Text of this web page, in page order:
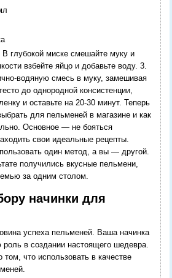
В глубокой миске смешайте муку и
взбейте яйцо и добавьте воду. 3.
водяную смесь в муку, замешивая
до однородной консистенции,
и оставьте на 20-30 минут. Теперь
для пельменей в магазине и как
Основное — не бояться
свои идеальные рецепты.
один метод, а вы — другой.
получились вкусные пельмени,
за одним столом.
начинки для
успеха пельменей. Ваша начинка
в создании настоящего шедевра.
том, что использовать в качестве